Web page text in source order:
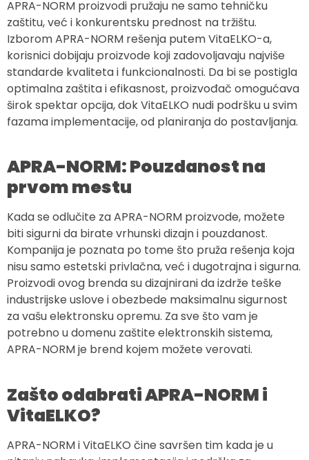
APRA-NORM proizvodi pružaju ne samo tehničku
zaštitu, već i konkurentsku prednost na tržištu.
Izborom APRA-NORM rešenja putem VitaELKO-a,
korisnici dobijaju proizvode koji zadovoljavaju najviše
standarde kvaliteta i funkcionalnosti. Da bi se postigla
optimalna zaštita i efikasnost, proizvođač omogućava
širok spektar opcija, dok VitaELKO nudi podršku u svim
fazama implementacije, od planiranja do postavljanja.
APRA-NORM: Pouzdanost na
prvom mestu
Kada se odlučite za APRA-NORM proizvode, možete
biti sigurni da birate vrhunski dizajn i pouzdanost.
Kompanija je poznata po tome što pruža rešenja koja
nisu samo estetski privlačna, već i dugotrajna i sigurna.
Proizvodi ovog brenda su dizajnirani da izdrže teške
industrijske uslove i obezbede maksimalnu sigurnost
za vašu elektronsku opremu. Za sve što vam je
potrebno u domenu zaštite elektronskih sistema,
APRA-NORM je brend kojem možete verovati.
Zašto odabrati APRA-NORM i
VitaELKO?
APRA-NORM i VitaELKO čine savršen tim kada je u